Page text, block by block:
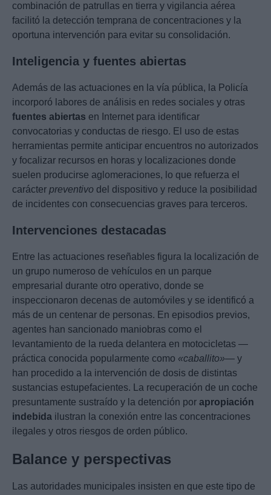
combinación de patrullas en tierra y vigilancia aérea
facilitó la detección temprana de concentraciones y la
oportuna intervención para evitar su consolidación.
Inteligencia y fuentes abiertas
Además de las actuaciones en la vía pública, la Policía
incorporó labores de análisis en redes sociales y otras
fuentes abiertas en Internet para identificar
convocatorias y conductas de riesgo. El uso de estas
herramientas permite anticipar encuentros no autorizados
y focalizar recursos en horas y localizaciones donde
suelen producirse aglomeraciones, lo que refuerza el
carácter preventivo del dispositivo y reduce la posibilidad
de incidentes con consecuencias graves para terceros.
Intervenciones destacadas
Entre las actuaciones reseñables figura la localización de
un grupo numeroso de vehículos en un parque
empresarial durante otro operativo, donde se
inspeccionaron decenas de automóviles y se identificó a
más de un centenar de personas. En episodios previos,
agentes han sancionado maniobras como el
levantamiento de la rueda delantera en motocicletas —
práctica conocida popularmente como «caballito»— y
han procedido a la intervención de dosis de distintas
sustancias estupefacientes. La recuperación de un coche
presuntamente sustraído y la detención por apropiación
indebida ilustran la conexión entre las concentraciones
ilegales y otros riesgos de orden público.
Balance y perspectivas
Las autoridades municipales insisten en que este tipo de